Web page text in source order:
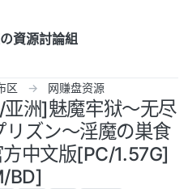
資源討論組
区 网赚盘资源
洲]魅魔牢狱～无尽
ズン～淫魔の巣食
中文版[PC/1.57G]
BD]